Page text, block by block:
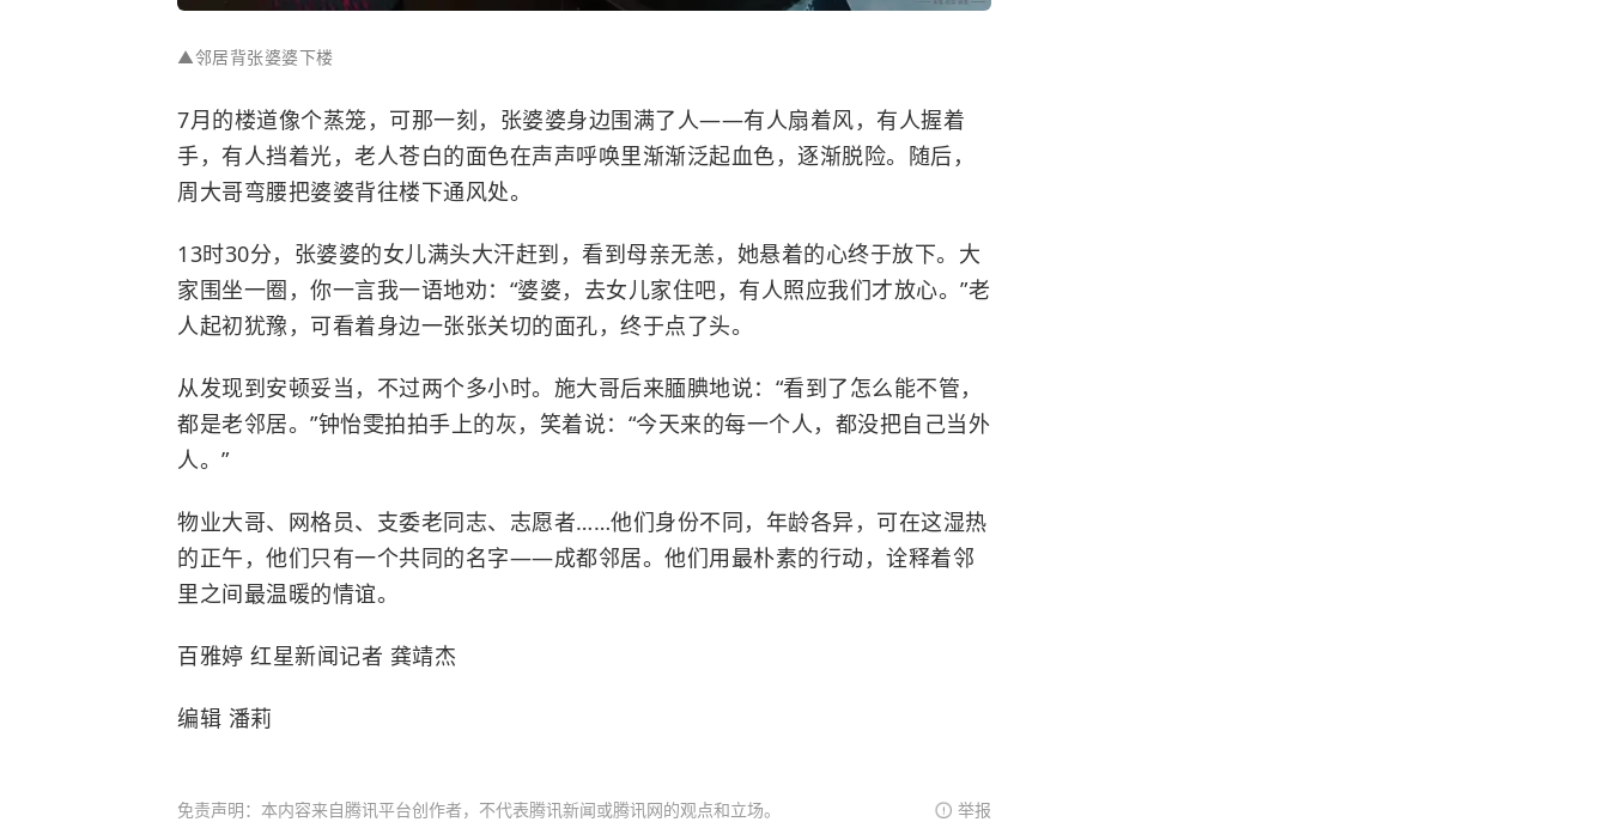
▲邻居背张婆婆下楼
7月的楼道像个蒸笼，可那一刻，张婆婆身边围满了人——有人扇着风，有人握着
手，有人挡着光，老人苍白的面色在声声呼唤里渐渐泛起血色，逐渐脱险。随后，
周大哥弯腰把婆婆背往楼下通风处。
13时30分，张婆婆的女儿满头大汗赶到，看到母亲无恙，她悬着的心终于放下。大
家围坐一圈，你一言我一语地劝：“婆婆，去女儿家住吧，有人照应我们才放心。”老
人起初犹豫，可看着身边一张张关切的面孔，终于点了头。
从发现到安顿妥当，不过两个多小时。施大哥后来腼腆地说：“看到了怎么能不管，
都是老邻居。”钟怡雯拍拍手上的灰，笑着说：“今天来的每一个人，都没把自己当外
人。”
物业大哥、网格员、支委老同志、志愿者……他们身份不同，年龄各异，可在这湿热
的正午，他们只有一个共同的名字——成都邻居。他们用最朴素的行动，诠释着邻
里之间最温暖的情谊。
百雅婷 红星新闻记者 龚靖杰
编辑 潘莉
免责声明：本内容来自腾讯平台创作者，不代表腾讯新闻或腾讯网的观点和立场。 举报